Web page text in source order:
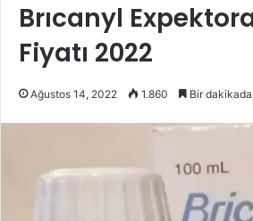
Brıcanyl
Fiyatı 2022
Ağustos 14, 2022 1.860 Bir